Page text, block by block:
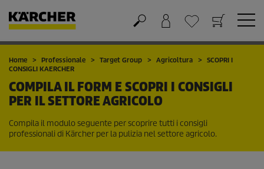
Carrello
Lista dei desideri
Home Professionale Target Group Agricoltura
SCOPRI I
CONSIGLI KAERCHER
COMPILA IL FORM E SCOPRI I CONSIGLI
PER IL SETTORE AGRICOLO
Compila il modulo seguente per scoprire tutti i consigli
professionali di Kärcher per la pulizia nel settore agricolo.